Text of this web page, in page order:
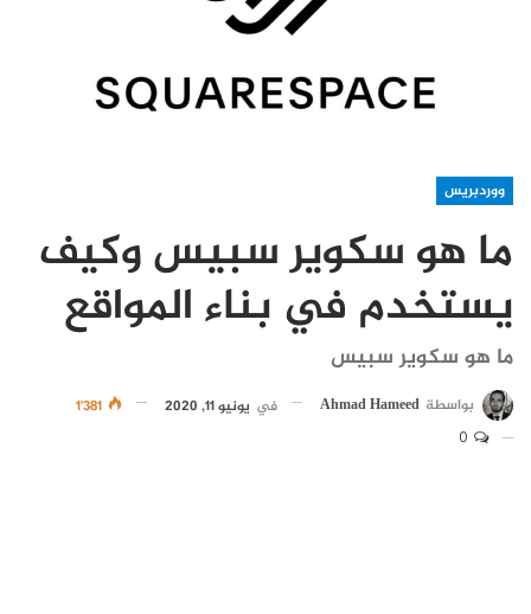
ووردبريس
ما هو سكوير سبيس وكيف
يستخدم في بناء المواقع
ما هو سكوير سبيس
بواسطة Ahmad Hameed في يونيو 11, 2020